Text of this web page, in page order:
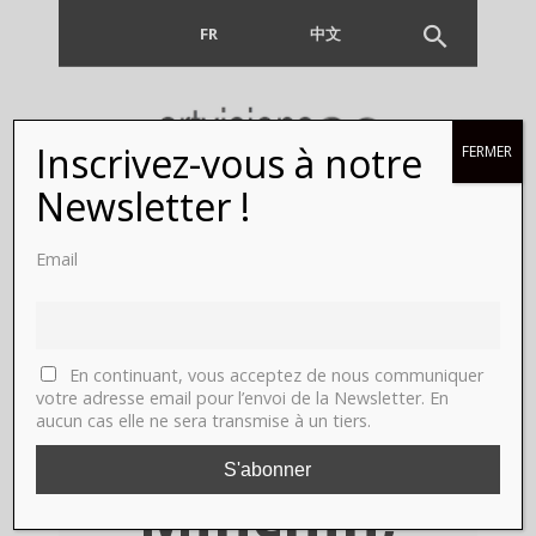
FR 中文
« Prima
blanche à
Juliette
Minchin,
Inscrivez-vous à notre
Newsletter !
Email
En continuant, vous acceptez de nous communiquer
votre adresse email pour l’envoi de la Newsletter. En
aucun cas elle ne sera transmise à un tiers.
FERMER